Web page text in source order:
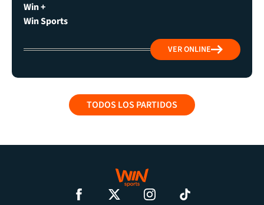
Win +
Win Sports
VER ONLINE
TODOS LOS PARTIDOS